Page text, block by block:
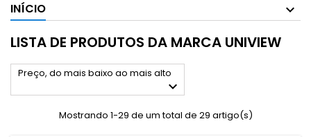
INÍCIO
LISTA DE PRODUTOS DA MARCA UNIVIEW
Preço, do mais baixo ao mais alto

Mostrando 1-29 de um total de 29 artigo(s)